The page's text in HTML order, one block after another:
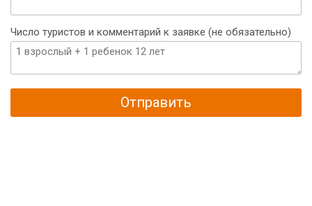
Число туристов и комментарий к заявке (не обязательно)
Отправить